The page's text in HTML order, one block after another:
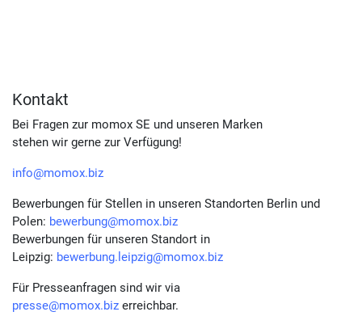
Kontakt
Bei Fragen zur momox SE und unseren Marken
stehen wir gerne zur Verfügung!
info@momox.biz
Bewerbungen für Stellen in unseren Standorten Berlin und
Polen: bewerbung@momox.biz
Bewerbungen für unseren Standort in
Leipzig: bewerbung.leipzig@momox.biz
Für Presseanfragen sind wir via
presse@momox.biz erreichbar.